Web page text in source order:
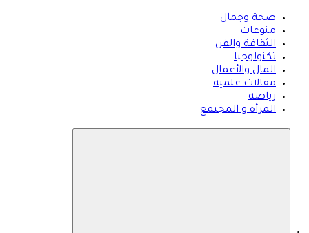
ليسهل التنقل ويضمن تقديم تجربة مستخدم سلسة
صحة وجمال
منوعات
الثقافة والفن
تكنولوجيا
المال والأعمال
مقالات علمية
رياضة
المرأة و المجتمع